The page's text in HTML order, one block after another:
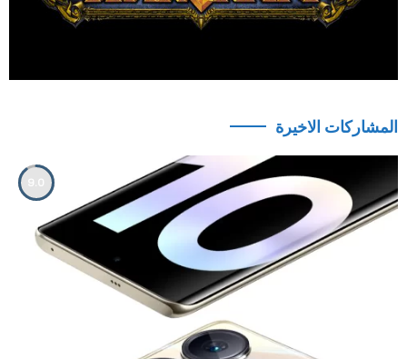
المشاركات الاخيرة
9.0